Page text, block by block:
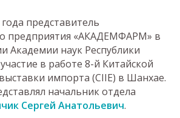
представитель
предприятия «АКАДЕМФАРМ» в
Академии наук Республики
в работе 8-й Китайской
импорта (CIIE) в Шанхае.
начальник отдела
Сергей Анатольевич.